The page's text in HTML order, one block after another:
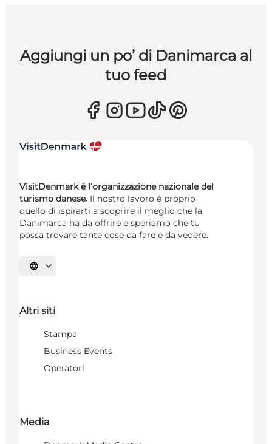
Aggiungi un po’ di Danimarca al
tuo feed
VisitDenmark è l’organizzazione nazionale del
turismo danese. Il nostro lavoro è proprio
quello di ispirarti a scoprire il meglio che la
Danimarca ha da offrire e speriamo che tu
possa trovare tante cose da fare e da vedere.
Seleziona la lingua
Altri siti
Stampa
Business Events
Operatori
Media